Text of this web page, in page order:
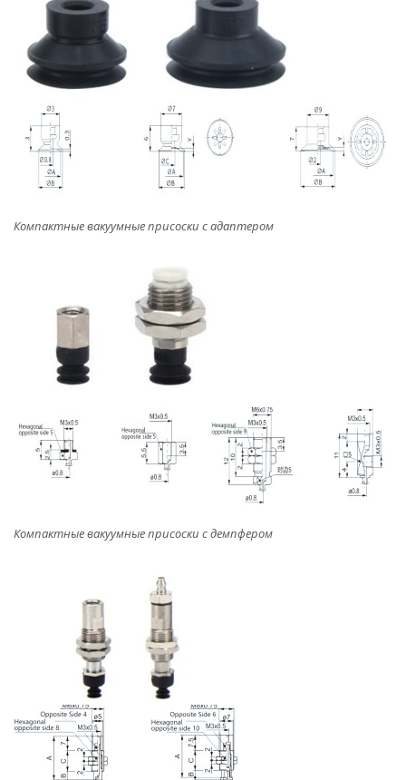
Компактные вакуумные присоски с адаптером
Компактные вакуумные присоски с демпфером